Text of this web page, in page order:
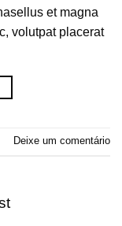
et magna
volutpat placerat
Deixe um comentário